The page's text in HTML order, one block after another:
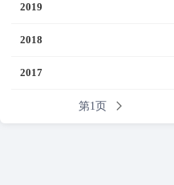
2019
2018
2017
第1页